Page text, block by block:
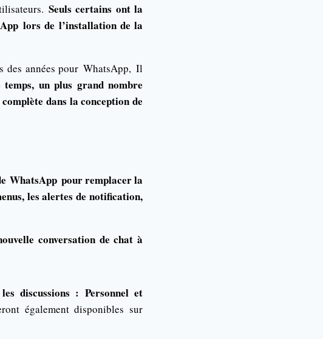
Seuls certains ont la
lors de l’installation de la
des années pourWhatsApp, Il
un plus grand nombre
dans la conception de
WhatsApp pour remplacer la
les alertes de notification,
conversation de chat à
discussions : Personnel et
également disponibles sur